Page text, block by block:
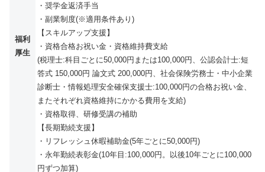
福利
厚生
・奨学金返済手当
・副業制度(※適用条件あり)
【スキルアップ支援】
・資格合格お祝い金・資格維持費支給
(税理士:科目ごとに50,000円または100,000円、公認会計士:短
答式 150,000円 論文式 200,000円、社会保険労務士・中小企業
診断士・情報処理安全確保支援士:100,000円の合格お祝い金、
またそれぞれ資格維持にかかる費用を支給)
・資格取得、研修受講の補助
【長期勤続支援】
・リフレッシュ休暇補助金(5年ごとに50,000円)
・永年勤続表彰金(10年目:100,000円。以後10年ごとに100,000
円ずつ加算)